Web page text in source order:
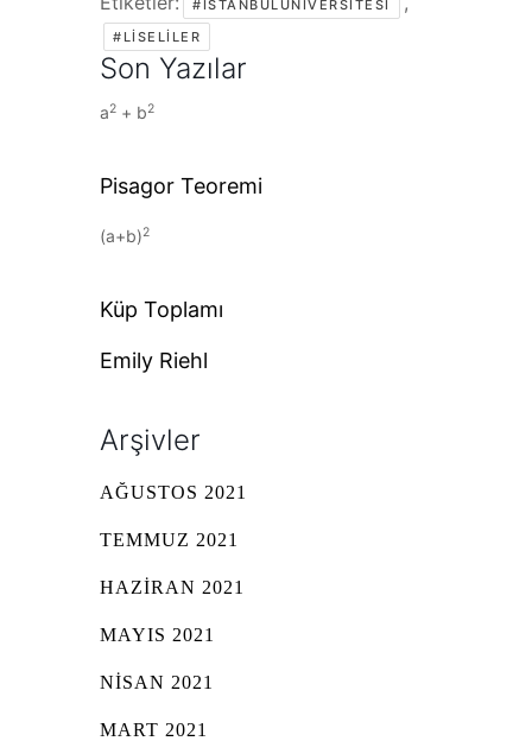
#ISTANBULÜNIVERSITESI
#LISELILER
Son Yazılar
a2 + b2
Pisagor Teoremi
(a+b)2
Küp Toplamı
Emily Riehl
Arşivler
AĞUSTOS 2021
TEMMUZ 2021
HAZIRAN 2021
MAYIS 2021
NISAN 2021
MART 2021